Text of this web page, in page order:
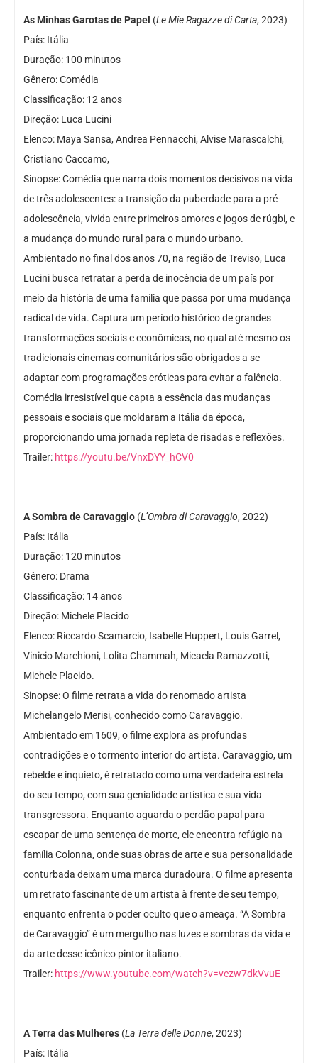
As Minhas Garotas de Papel (Le Mie Ragazze di Carta, 2023)
País: Itália
Duração: 100 minutos
Gênero: Comédia
Classificação: 12 anos
Direção: Luca Lucini
Elenco: Maya Sansa, Andrea Pennacchi, Alvise Marascalchi,
Cristiano Caccamo,
Sinopse: Comédia que narra dois momentos decisivos na vida
de três adolescentes: a transição da puberdade para a pré-
adolescência, vivida entre primeiros amores e jogos de rúgbi, e
a mudança do mundo rural para o mundo urbano.
Ambientado no final dos anos 70, na região de Treviso, Luca
Lucini busca retratar a perda de inocência de um país por
meio da história de uma família que passa por uma mudança
radical de vida. Captura um período histórico de grandes
transformações sociais e econômicas, no qual até mesmo os
tradicionais cinemas comunitários são obrigados a se
adaptar com programações eróticas para evitar a falência.
Comédia irresistível que capta a essência das mudanças
pessoais e sociais que moldaram a Itália da época,
proporcionando uma jornada repleta de risadas e reflexões.
Trailer: https://youtu.be/VnxDYY_hCV0
A Sombra de Caravaggio (L’Ombra di Caravaggio, 2022)
País: Itália
Duração: 120 minutos
Gênero: Drama
Classificação: 14 anos
Direção: Michele Placido
Elenco: Riccardo Scamarcio, Isabelle Huppert, Louis Garrel,
Vinicio Marchioni, Lolita Chammah, Micaela Ramazzotti,
Michele Placido.
Sinopse: O filme retrata a vida do renomado artista
Michelangelo Merisi, conhecido como Caravaggio.
Ambientado em 1609, o filme explora as profundas
contradições e o tormento interior do artista. Caravaggio, um
rebelde e inquieto, é retratado como uma verdadeira estrela
do seu tempo, com sua genialidade artística e sua vida
transgressora. Enquanto aguarda o perdão papal para
escapar de uma sentença de morte, ele encontra refúgio na
família Colonna, onde suas obras de arte e sua personalidade
conturbada deixam uma marca duradoura. O filme apresenta
um retrato fascinante de um artista à frente de seu tempo,
enquanto enfrenta o poder oculto que o ameaça. “A Sombra
de Caravaggio” é um mergulho nas luzes e sombras da vida e
da arte desse icônico pintor italiano.
Trailer: https://www.youtube.com/watch?v=vezw7dkVvuE
A Terra das Mulheres (La Terra delle Donne, 2023)
País: Itália